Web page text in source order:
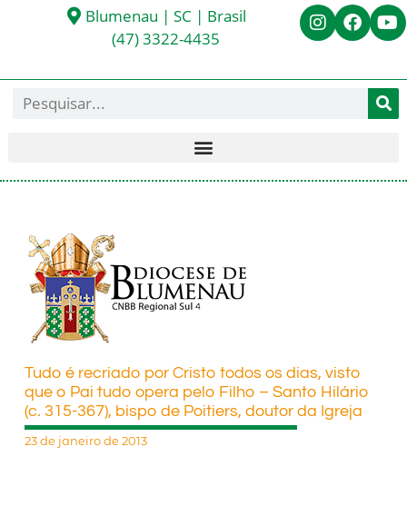
Blumenau | SC | Brasil
(47) 3322-4435
Tudo é recriado por Cristo todos os dias, visto
que o Pai tudo opera pelo Filho – Santo Hilário
(c. 315-367), bispo de Poitiers, doutor da Igreja
23 de janeiro de 2013